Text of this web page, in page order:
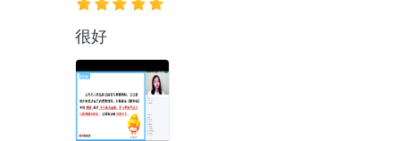
很好